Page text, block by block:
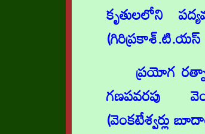
కృతులలోని
(గిరిప్రకాశ్.టి.యస్
ప్రయోగ
గణపవరపు
(వెంకటేశ్వర్లు